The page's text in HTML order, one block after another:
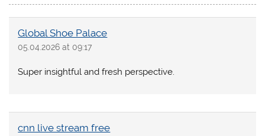
Global Shoe Palace
05.04.2026 at 09:17
Super insightful and fresh perspective.
cnn live stream free